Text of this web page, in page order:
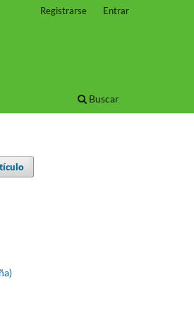
Buscar
Registrarse Entrar